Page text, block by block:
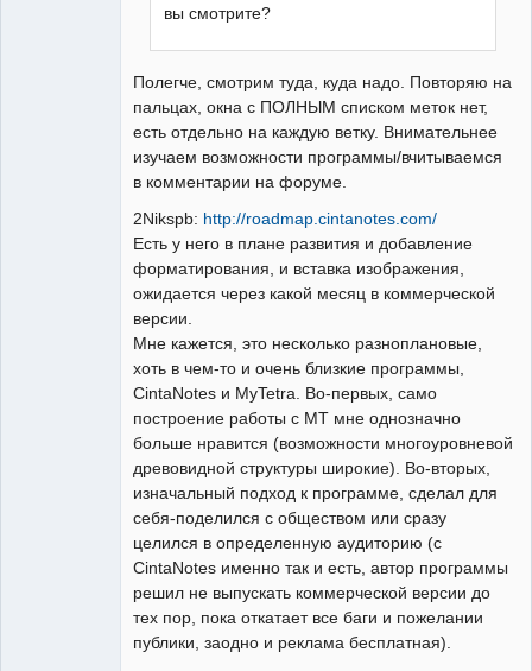
вы смотрите?
Полегче, смотрим туда, куда надо. Повторяю на
пальцах, окна с ПОЛНЫМ списком меток нет,
есть отдельно на каждую ветку. Внимательнее
изучаем возможности программы/вчитываемся
в комментарии на форуме.
2Nikspb: http://roadmap.cintanotes.com/
Есть у него в плане развития и добавление
форматирования, и вставка изображения,
ожидается через какой месяц в коммерческой
версии.
Мне кажется, это несколько разноплановые,
хоть в чем-то и очень близкие программы,
CintaNotes и MyTetra. Во-первых, само
построение работы с МТ мне однозначно
больше нравится (возможности многоуровневой
древовидной структуры широкие). Во-вторых,
изначальный подход к программе, сделал для
себя-поделился с обществом или сразу
целился в определенную аудиторию (с
CintaNotes именно так и есть, автор программы
решил не выпускать коммерческой версии до
тех пор, пока откатает все баги и пожелании
публики, заодно и реклама бесплатная).